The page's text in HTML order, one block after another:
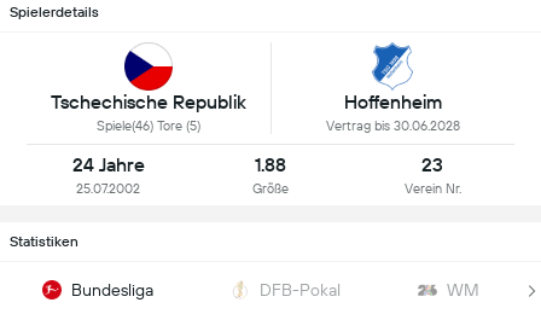
Spielerdetails
Tschechische Republik
Spiele(46) Tore (5)
Hoffenheim
Vertrag bis 30.06.2028
24 Jahre
25.07.2002
1.88
Größe
23
Verein Nr.
Statistiken
Bundesliga DFB-Pokal WM